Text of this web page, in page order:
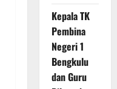
Kepala TK
Pembina
Negeri 1
Bengkulu
dan Guru